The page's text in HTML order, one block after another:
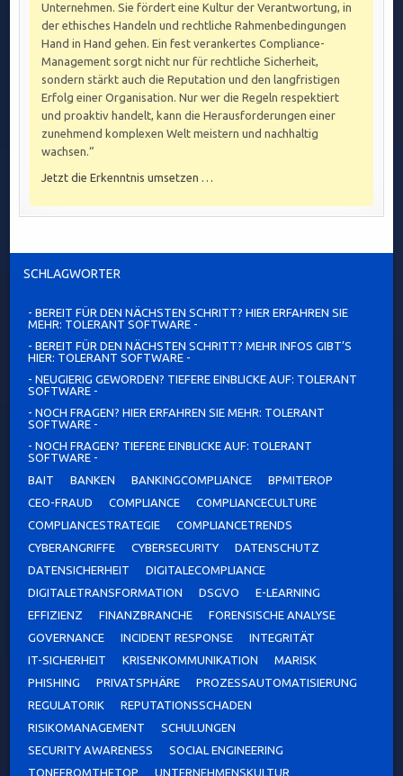
Unternehmen. Sie fördert eine Kultur der Verantwortung, in
der ethisches Handeln und rechtliche Rahmenbedingungen
Hand in Hand gehen. Ein fest verankertes Compliance-
Management sorgt nicht nur für rechtliche Sicherheit,
sondern stärkt auch die Reputation und den langfristigen
Erfolg einer Organisation. Nur wer die Regeln respektiert
und proaktiv handelt, kann die Herausforderungen einer
zunehmend komplexen Welt meistern und nachhaltig
wachsen.“
Jetzt die Erkenntnis umsetzen …
SCHLAGWÖRTER
- BEREIT FÜR DEN NÄCHSTEN SCHRITT? HIER ERFAHREN SIE
MEHR: TOLERANT SOFTWARE -
- BEREIT FÜR DEN NÄCHSTEN SCHRITT? MEHR INFOS GIBT’S
HIER: TOLERANT SOFTWARE -
- NEUGIERIG GEWORDEN? TIEFERE EINBLICKE AUF: TOLERANT
SOFTWARE -
- NOCH FRAGEN? HIER ERFAHREN SIE MEHR: TOLERANT
SOFTWARE -
- NOCH FRAGEN? TIEFERE EINBLICKE AUF: TOLERANT
SOFTWARE -
BAIT
BANKEN BANKINGCOMPLIANCE
BPMITEROP
CEO-FRAUD
COMPLIANCE
COMPLIANCECULTURE
COMPLIANCESTRATEGIE
COMPLIANCETRENDS
CYBERANGRIFFE
CYBERSECURITY
DATENSCHUTZ
DATENSICHERHEIT
DIGITALECOMPLIANCE
DIGITALETRANSFORMATION
DSGVO
E-LEARNING
EFFIZIENZ
FINANZBRANCHE
FORENSISCHE ANALYSE
GOVERNANCE
INCIDENT RESPONSE
INTEGRITÄT
IT-SICHERHEIT
KRISENKOMMUNIKATION
MARISK
PHISHING
PRIVATSPHÄRE
PROZESSAUTOMATISIERUNG
REGULATORIK
REPUTATIONSSCHADEN
RISIKOMANAGEMENT
SCHULUNGEN
SECURITY AWARENESS
SOCIAL ENGINEERING
TONEFROMTHETOP
UNTERNEHMENSKULTUR